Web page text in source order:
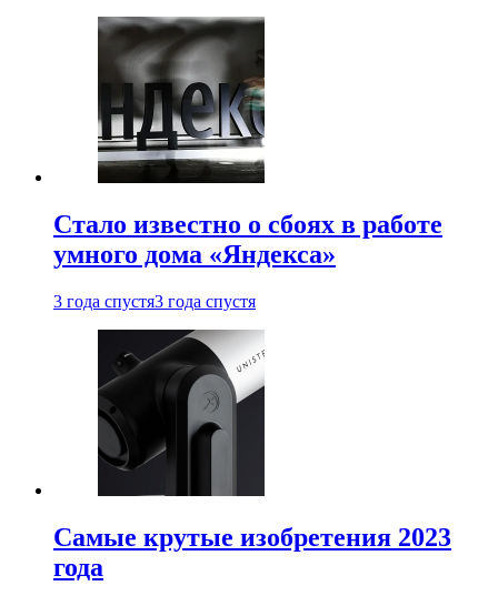
Стало известно о сбоях в работе
умного дома «Яндекса»
3 года спустя3 года спустя
Самые крутые изобретения 2023
года